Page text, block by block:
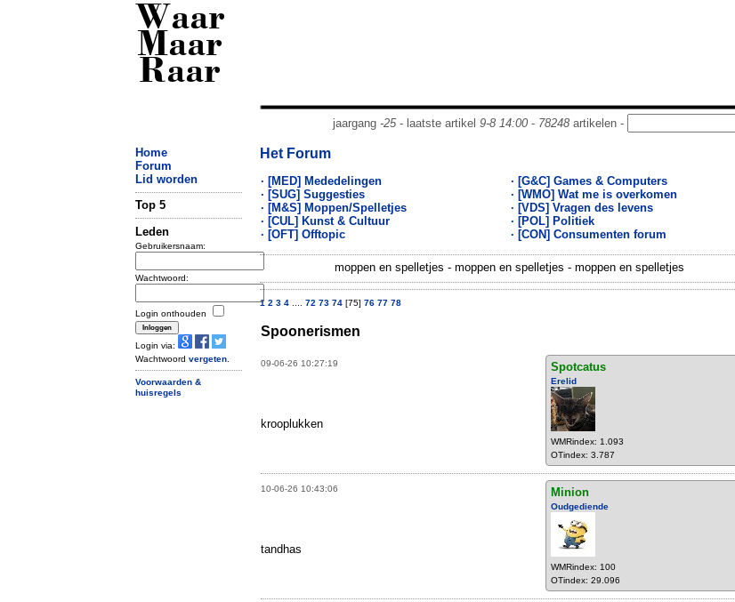
Waar
Maar
Raar
jaargang -25- laatste artikel 9-8 14:00- 78248artikelen -
Home
Forum
Lid worden
Top 5
Leden
Gebruikersnaam:
Wachtwoord:
Login onthouden
Login via:
Wachtwoord vergeten
Voorwaarden &
huisregels
Het Forum
· [MED] Mededelingen
· [SUG] Suggesties
· [M&S] Moppen/Spelletjes
· [CUL] Kunst & Cultuur
· [OFT] Offtopic
· [G&C] Games & Computers
· [WMO] Wat me is overkomen
· [VDS] Vragen des levens
· [POL] Politiek
· [CON] Consumenten forum
moppen en spelletjes - moppen en spelletjes - moppen en spelletjes
1 2 3 4 .... 72 73 74 [75] 76 77 78
Spoonerismen
09-06-26 10:27:19 Spotcatus
Erelid
WMRindex: 1.093
OTindex: 3.787
krooplukken
10-06-26 10:43:06 Minion
Oudgediende
WMRindex: 100
OTindex: 29.096
tandhas